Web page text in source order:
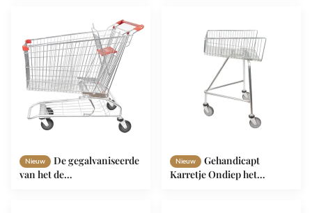
van de Karretjesupermarkt
Kar ENGELSE BS 1929
Nieuw
De gegalvaniseerde
van het de
Nieuw
Gehandicapt
Karretje Ondiep het